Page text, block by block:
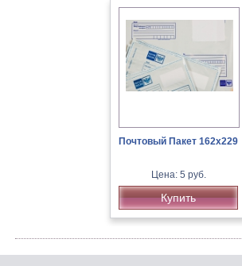
Почтовый Пакет 162х229
Цена: 5 руб.
Купить